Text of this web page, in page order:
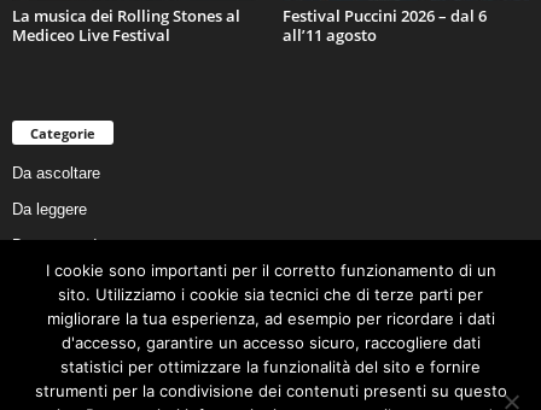
La musica dei Rolling Stones al
Mediceo Live Festival
Festival Puccini 2026 – dal 6
all’11 agosto
Categorie
Da ascoltare
Da leggere
Da non perdere
Da conoscere
Da preservare
Da vivere
Cookie Policy
I cookie sono importanti per il corretto funzionamento di un
sito. Utilizziamo i cookie sia tecnici che di terze parti per
migliorare la tua esperienza, ad esempio per ricordare i dati
d'accesso, garantire un accesso sicuro, raccogliere dati
statistici per ottimizzare la funzionalità del sito e fornire
strumenti per la condivisione dei contenuti presenti su questo